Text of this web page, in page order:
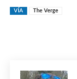
VÍA The Verge